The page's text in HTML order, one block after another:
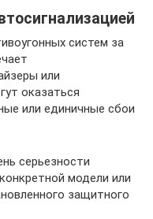
систем за
или
оказаться
или единичные сбои
серьезности
модели или
защитного